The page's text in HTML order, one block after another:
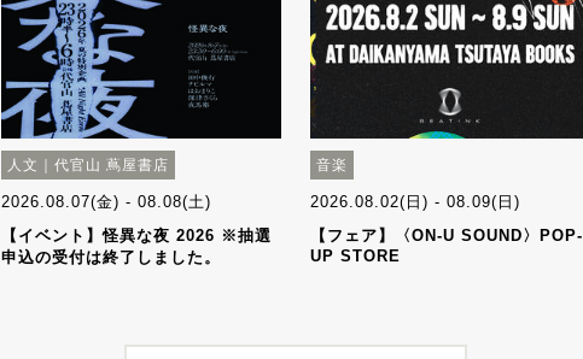
人文｜代官山 蔦屋書店
2026.08.07(金) - 08.08(土)
【イベント】怪異な夜 2026 ※抽選
申込の受付は終了しました。
音楽
2026.08.02(日) - 08.09(日)
【フェア】〈ON-U SOUND〉POP-
UP STORE